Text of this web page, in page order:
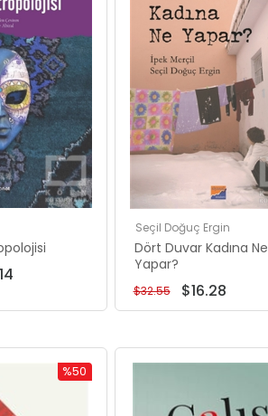
Seçil Doğuç Ergin
Dört Duvar Kadına Ne
Yapar?
$16.28
$32.55
%50